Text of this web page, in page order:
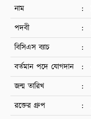
নাম :
পদবী
:
বিসিএস ব্যাচ
:
বর্তমান পদে যোগদান
:
জন্ম তারিখ
:
রক্তের গ্রুপ
: